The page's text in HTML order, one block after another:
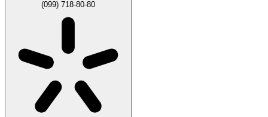
(099) 718-80-80